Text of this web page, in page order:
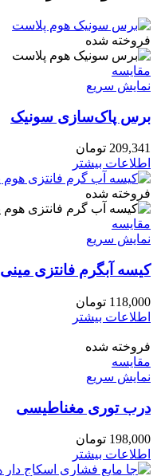
فروخته شده
مقايسه
نمایش سریع
برس پاک‌سازی سونیک
209,341 تومان
اطلاعات بیشتر
فروخته شده
مقايسه
نمایش سریع
کیسه آبگرم فانتزی مینی
118,000 تومان
اطلاعات بیشتر
فروخته شده
مقايسه
نمایش سریع
درب توری مغناطیسی
198,000 تومان
اطلاعات بیشتر